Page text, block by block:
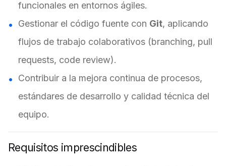
funcionales en entornos ágiles.
Gestionar el código fuente con Git, aplicando
flujos de trabajo colaborativos (branching, pull
requests, code review).
Contribuir a la mejora continua de procesos,
estándares de desarrollo y calidad técnica del
equipo.
Requisitos imprescindibles